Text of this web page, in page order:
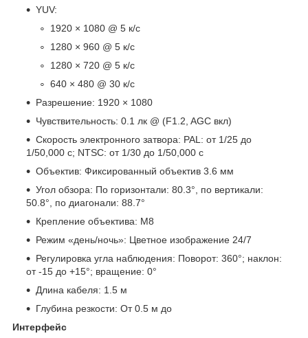
YUV:
1920 × 1080 @ 5 к/с
1280 × 960 @ 5 к/с
1280 × 720 @ 5 к/с
640 × 480 @ 30 к/с
Разрешение: 1920 × 1080
Чувствительность: 0.1 лк @ (F1.2, AGC вкл)
Скорость электронного затвора: PAL: от 1/25 до
1/50,000 с; NTSC: от 1/30 до 1/50,000 с
Объектив: Фиксированный объектив 3.6 мм
Угол обзора: По горизонтали: 80.3°, по вертикали:
50.8°, по диагонали: 88.7°
Крепление объектива: M8
Режим «день/ночь»: Цветное изображение 24/7
Регулировка угла наблюдения: Поворот: 360°; наклон:
от -15 до +15°; вращение: 0°
Длина кабеля: 1.5 м
Глубина резкости: От 0.5 м до
Интерфейс